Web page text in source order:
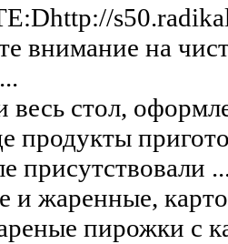
внимание на
стол,
продукты
присутствовали
и жаренные,
пирожки с